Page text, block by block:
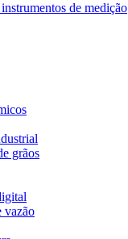
de medição
grãos
vazão